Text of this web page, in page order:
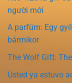
người mới
A parfüm: Egy
bármikor
The Wolf Gift:
Usted ya estuvo